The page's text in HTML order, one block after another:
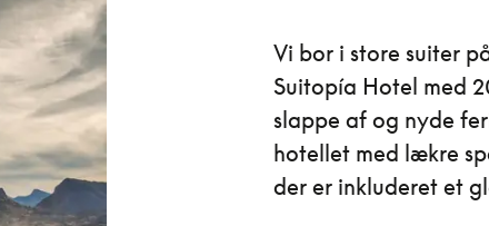
Vi bor i store suiter
Suitopía Hotel med
slappe af og nyde
hotellet med lækre
der er inkluderet et